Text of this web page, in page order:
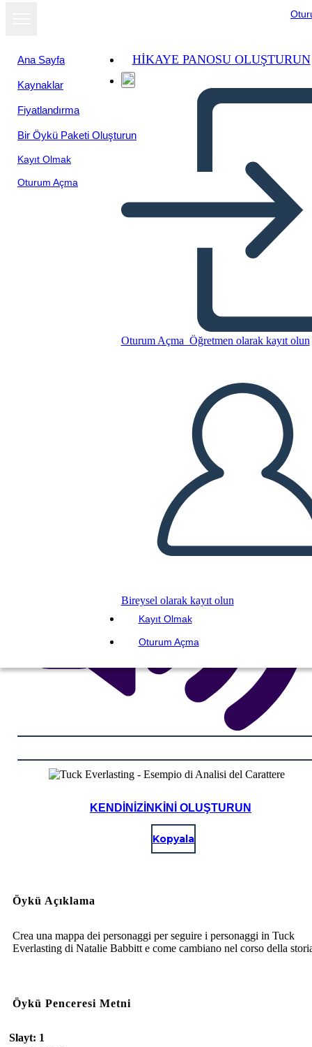
Ana Sayfa
Kaynaklar
Fiyatlandırma
Bir Öykü Paketi Oluşturun
Kayıt Olmak
Oturum Açma
HIKAYE PANOSU OLUŞTURUN
Oturum Açma Öğretmen olarak kayıt olun
Bireysel olarak kayıt olun
Kayıt Olmak
Oturum Açma
di Analisi del Carattere
BİR HİKAYE PANOSU OLUŞTUR
SLAYT GÖSTERİSİNİ OYNAT
BENİ OKU
KENDINIZINKINI OLUŞTURUN
Kopyala
Öykü Açıklama
Crea una mappa dei personaggi per seguire i personaggi in Tuck
Everlasting di Natalie Babbitt e come cambiano nel corso della
Öykü Penceresi Metni
Slayt: 1